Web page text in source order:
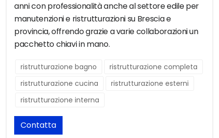
anni con professionalità anche al settore edile per
manutenzioni e ristrutturazioni su Brescia e
provincia, offrendo grazie a varie collaborazioni un
pacchetto chiavi in mano.
ristrutturazione bagno
ristrutturazione completa
ristrutturazione cucina
ristrutturazione esterni
ristrutturazione interna
Contatta